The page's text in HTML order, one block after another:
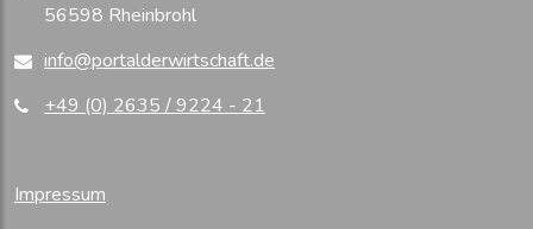
56598 Rheinbrohl
info@portalderwirtschaft.de
+49 (0) 2635 / 9224 - 21
Impressum